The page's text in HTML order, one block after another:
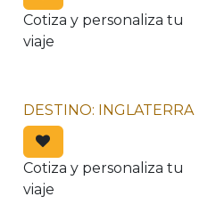
Cotiza y personaliza tu
viaje
DESTINO: INGLATERRA
Cotiza y personaliza tu
viaje